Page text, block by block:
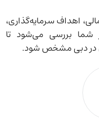
اهداف سرمایه‌گذاری،
شما بررسی می‌شود تا
در دبی مشخص شود.